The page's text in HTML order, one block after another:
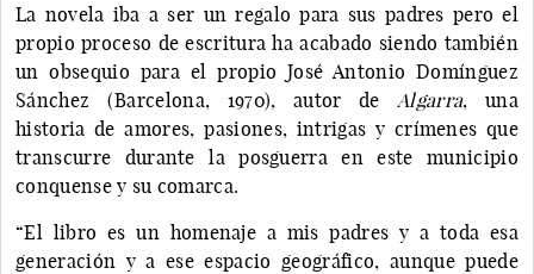
La novela iba a ser un regalo para sus padres pero el
propio proceso de escritura ha acabado siendo también
un obsequio para el propio José Antonio Domínguez
Sánchez (Barcelona, 1970), autor de Algarra, una
historia de amores, pasiones, intrigas y crímenes que
transcurre durante la posguerra en este municipio
conquense y su comarca.
“El libro es un homenaje a mis padres y a toda esa
generación y a ese espacio geográfico, aunque puede